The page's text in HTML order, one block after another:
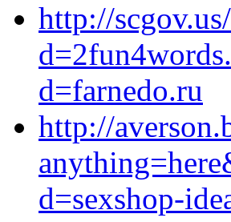
http://
d=farnedo.ru
http://
d=sexshop-